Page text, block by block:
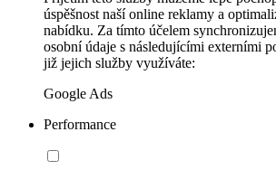
úspěšnost naší online reklamy a
nabídku. Za tímto účelem
osobní údaje s následujícími externími
již jejich služby využíváte:
Google Ads
Performance